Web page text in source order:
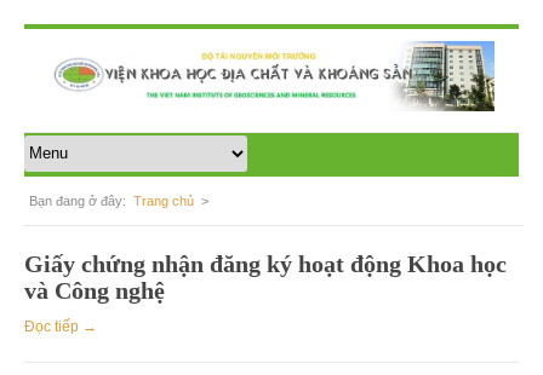
Bạn đang ở đây: Trang chủ >
Giấy chứng nhận đăng ký hoạt động Khoa học
và Công nghệ
Đọc tiếp →